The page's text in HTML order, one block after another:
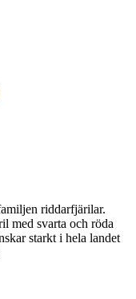
riddarfjärilar.
med svarta och röda
starkt i hela landet